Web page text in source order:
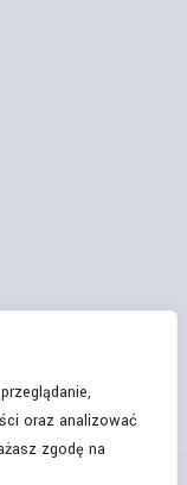
oraz analizować
zgodę na